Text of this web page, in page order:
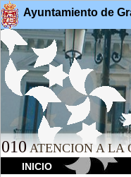
Ayuntamiento de
010 ATENCION A LA
INICIO